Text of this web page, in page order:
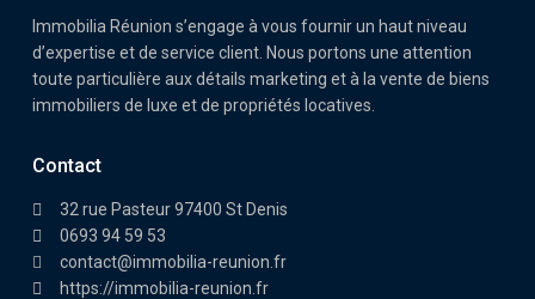
Immobilia Réunion s’engage à vous fournir un haut niveau
d’expertise et de service client. Nous portons une attention
toute particulière aux détails marketing et à la vente de biens
immobiliers de luxe et de propriétés locatives.
Contact
32 rue Pasteur 97400 St Denis
0693 94 59 53
contact@immobilia-reunion.fr
https://immobilia-reunion.fr